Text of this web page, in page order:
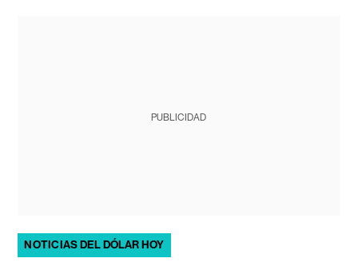
PUBLICIDAD
NOTICIAS DEL DÓLAR HOY